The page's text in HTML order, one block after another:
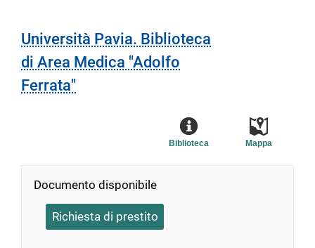
Università Pavia. Biblioteca
di Area Medica "Adolfo
Ferrata"
Mappa
Biblioteca
Documento disponibile
Richiesta di prestito